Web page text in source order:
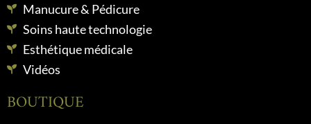
Manucure & Pédicure
Soins haute technologie
Esthétique médicale
Vidéos
BOUTIQUE